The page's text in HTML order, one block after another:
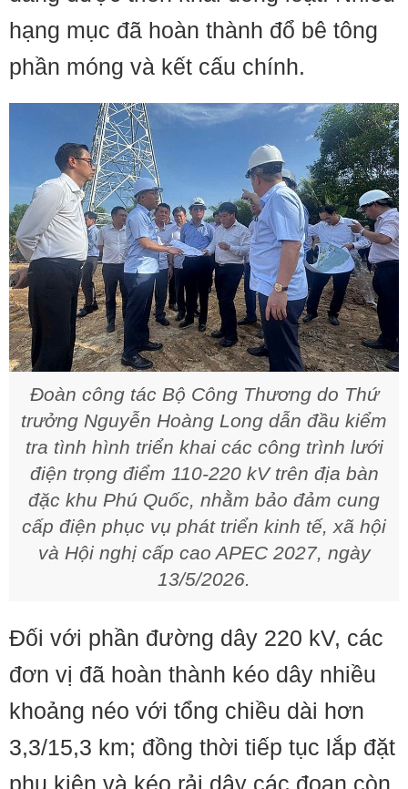
hạng mục đã hoàn thành đổ bê tông
phần móng và kết cấu chính.
Đoàn công tác Bộ Công Thương do Thứ
trưởng Nguyễn Hoàng Long dẫn đầu kiểm
tra tình hình triển khai các công trình lưới
điện trọng điểm 110-220 kV trên địa bàn
đặc khu Phú Quốc, nhằm bảo đảm cung
cấp điện phục vụ phát triển kinh tế, xã hội
và Hội nghị cấp cao APEC 2027, ngày
13/5/2026.
Đối với phần đường dây 220 kV, các
đơn vị đã hoàn thành kéo dây nhiều
khoảng néo với tổng chiều dài hơn
3,3/15,3 km; đồng thời tiếp tục lắp đặt
phụ kiện và kéo rải dây các đoạn còn